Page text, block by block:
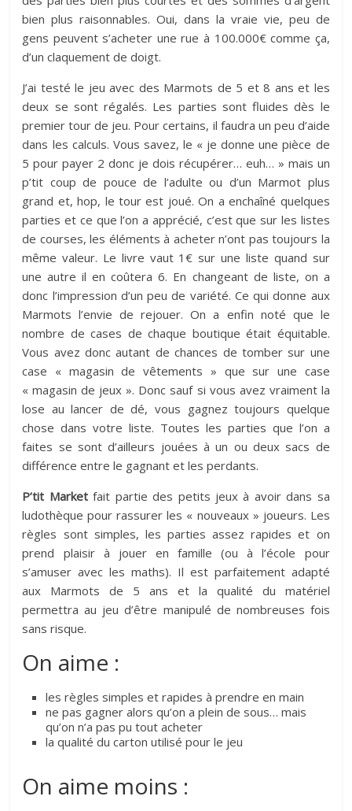
bien plus raisonnables. Oui, dans la vraie vie, peu de
gens peuvent s’acheter une rue à 100.000€ comme ça,
d’un claquement de doigt.
J’ai testé le jeu avec des Marmots de 5 et 8 ans et les
deux se sont régalés. Les parties sont fluides dès le
premier tour de jeu. Pour certains, il faudra un peu d’aide
dans les calculs. Vous savez, le « je donne une pièce de
5 pour payer 2 donc je dois récupérer… euh… » mais un
p’tit coup de pouce de l’adulte ou d’un Marmot plus
grand et, hop, le tour est joué. On a enchaîné quelques
parties et ce que l’on a apprécié, c’est que sur les listes
de courses, les éléments à acheter n’ont pas toujours la
même valeur. Le livre vaut 1€ sur une liste quand sur
une autre il en coûtera 6. En changeant de liste, on a
donc l’impression d’un peu de variété. Ce qui donne aux
Marmots l’envie de rejouer. On a enfin noté que le
nombre de cases de chaque boutique était équitable.
Vous avez donc autant de chances de tomber sur une
case « magasin de vêtements » que sur une case
« magasin de jeux ». Donc sauf si vous avez vraiment la
lose au lancer de dé, vous gagnez toujours quelque
chose dans votre liste. Toutes les parties que l’on a
faites se sont d’ailleurs jouées à un ou deux sacs de
différence entre le gagnant et les perdants.
P’tit Marketfait partie des petits jeux à avoir dans sa
ludothèque pour rassurer les « nouveaux » joueurs. Les
règles sont simples, les parties assez rapides et on
prend plaisir à jouer en famille (ou à l’école pour
s’amuser avec les maths). Il est parfaitement adapté
aux Marmots de 5 ans et la qualité du matériel
permettra au jeu d’être manipulé de nombreuses fois
sans risque.
On aime :
les règles simples et rapides à prendre en main
ne pas gagner alors qu’on a plein de sous… mais
qu’on n’a pas pu tout acheter
la qualité du carton utilisé pour le jeu
On aime moins :